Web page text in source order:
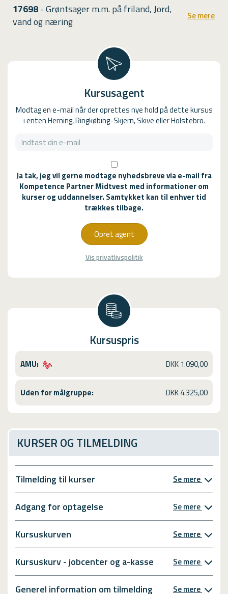
17698- Grøntsager m.m. på friland, Jord,
vand og næring
Se mere
Kursusagent
Modtag en e-mail når der oprettes nye hold på dette kursus
i enten Herning, Ringkøbing-Skjern, Skive eller Holstebro.
Ja tak, jeg vil gerne modtage nyhedsbreve via e-mail fra
Kompetence Partner Midtvest med informationer om
kurser og uddannelser. Samtykket kan til enhver tid
trækkes tilbage.
Opret agent
Vis privatlivspolitik
Kursuspris
AMU: DKK 1.090,00
Uden for målgruppe: DKK 4.325,00
KURSER OG TILMELDING
Tilmelding til kurser Se mere
Adgang for optagelse Se mere
Kursuskurven Se mere
Kursuskurv - jobcenter og a-kasse Se mere
Generel information om tilmelding Se mere